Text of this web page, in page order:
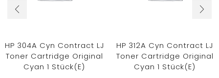
HP 304A Cyn Contract LJ
Toner Cartridge Original
Cyan 1 Stück(e)
HP 312A Cyn Contract LJ
Toner Cartridge Original
Cyan 1 Stück(e)